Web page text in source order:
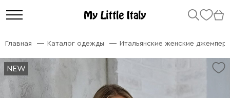
Главная Каталог одежды Итальянские женские
NEW
NEW